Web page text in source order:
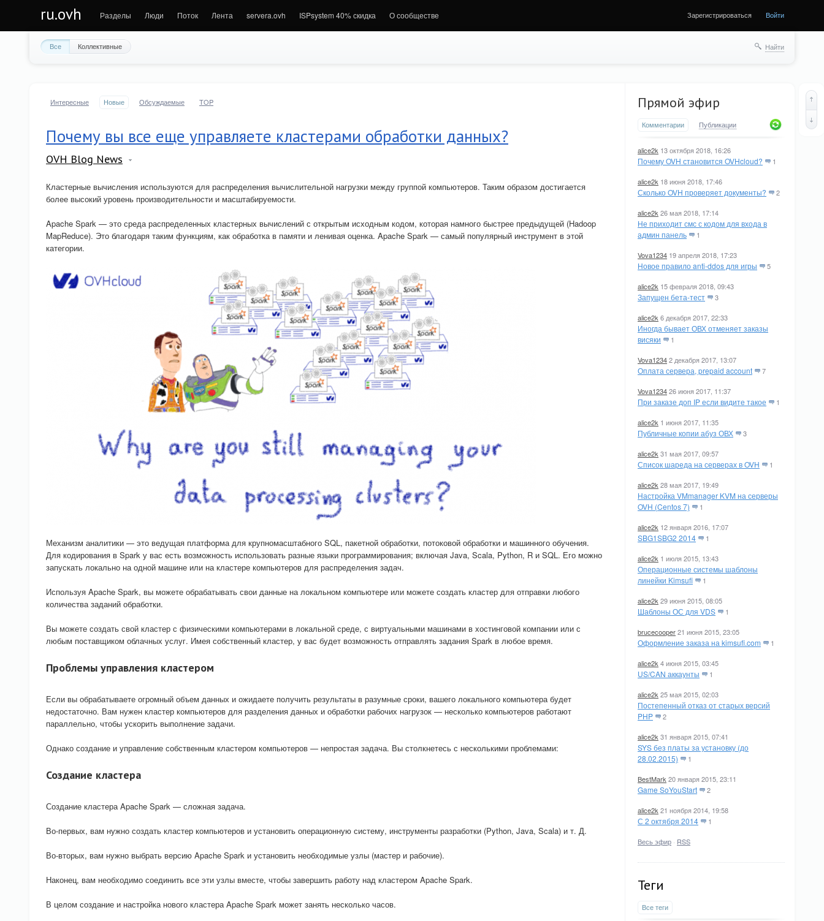
ru.ovh Разделы Люди Поток Лента servera.ovh ISPsystem 40% скидка О сообществе Зарегистрироваться Войти
Все Коллективные Найти
Прямой эфир
Комментарии Публикации
alice2k 13 октября 2018, 16:26
Почему OVH становится OVHcloud? 1
alice2k 18 июня 2018, 17:46
Сколько OVH проверяет документы? 2
alice2k 26 мая 2018, 17:14
Не приходит смс с кодом для входа в
админ панель
1
Vova1234 19 апреля 2018, 17:23
Новое правило anti-ddos для игры 5
alice2k 15 февраля 2018, 09:43
Запущен бета-тест 3
alice2k 6 декабря 2017, 22:33
Иногда бывает ОВХ отменяет заказы
висяки
1
Vova12342 декабря 2017, 13:07
Оплата сервера, prepaid account 7
Vova123426 июня 2017, 11:37
При заказе доп IP если видите такое 1
alice2k 1 июня 2017, 11:35
Публичные копии абуз ОВХ 3
alice2k 31 мая 2017, 09:57
Список шареда на серверах в OVH 1
alice2k 28 мая 2017, 19:49
Настройка VMmanager KVM на серверы
OVH (Centos 7)
1
alice2k 12 января 2016, 17:07
SBG1SBG2 2014 1
alice2k 1 июля 2015, 13:43
Операционные системы шаблоны
линейки Kimsufi
1
alice2k 29 июня 2015, 08:05
Шаблоны ОС для VDS 1
brucecooper21 июня 2015, 23:05
Оформление заказа на kimsufi.com 1
alice2k 4 июня 2015, 03:45
US/CAN аккаунты 1
alice2k 25 мая 2015, 02:03
Постепенный отказ от старых версий
PHP
2
alice2k 31 января 2015, 07:41
SYS без платы за установку (до
28.02.2015)
1
BestMark 20 января 2015, 23:11
Game SoYouStart 2
alice2k 21 ноября 2014, 19:58
С 2 октября 2014 1
Весь эфир · RSS
Теги
Все теги
Интересные Новые Обсуждаемые TOP
Почему вы все еще управляете кластерами обработки данных?
OVH Blog News
Кластерные вычисления используются для распределения вычислительной нагрузки между группой компьютеров. Таким образом достигается
более высокий уровень производительности и масштабируемости.
Apache Spark — это среда распределенных кластерных вычислений с открытым исходным кодом, которая намного быстрее предыдущей (Hadoop
MapReduce). Это благодаря таким функциям, как обработка в памяти и ленивая оценка. Apache Spark — самый популярный инструмент в этой
категории.
Механизм аналитики — это ведущая платформа для крупномасштабного SQL, пакетной обработки, потоковой обработки и машинного обучения.
Для кодирования в Spark у вас есть возможность использовать разные языки программирования; включая Java, Scala, Python, R и SQL. Его можно
запускать локально на одной машине или на кластере компьютеров для распределения задач.
Используя Apache Spark, вы можете обрабатывать свои данные на локальном компьютере или можете создать кластер для отправки любого
количества заданий обработки.
Вы можете создать свой кластер с физическими компьютерами в локальной среде, с виртуальными машинами в хостинговой компании или с
любым поставщиком облачных услуг. Имея собственный кластер, у вас будет возможность отправлять задания Spark в любое время.
Проблемы управления кластером
Если вы обрабатываете огромный объем данных и ожидаете получить результаты в разумные сроки, вашего локального компьютера будет
недостаточно. Вам нужен кластер компьютеров для разделения данных и обработки рабочих нагрузок — несколько компьютеров работают
параллельно, чтобы ускорить выполнение задачи.
Однако создание и управление собственным кластером компьютеров — непростая задача. Вы столкнетесь с несколькими проблемами:
Создание кластера
Создание кластера Apache Spark — сложная задача.
Во-первых, вам нужно создать кластер компьютеров и установить операционную систему, инструменты разработки (Python, Java, Scala) и т. Д.
Во-вторых, вам нужно выбрать версию Apache Spark и установить необходимые узлы (мастер и рабочие).
Наконец, вам необходимо соединить все эти узлы вместе, чтобы завершить работу над кластером Apache Spark.
В целом создание и настройка нового кластера Apache Spark может занять несколько часов.